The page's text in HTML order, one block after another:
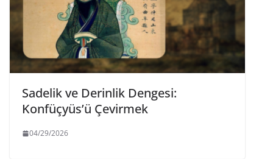
Sadelik ve Derinlik Dengesi:
Konfüçyüs’ü Çevirmek
04/29/2026